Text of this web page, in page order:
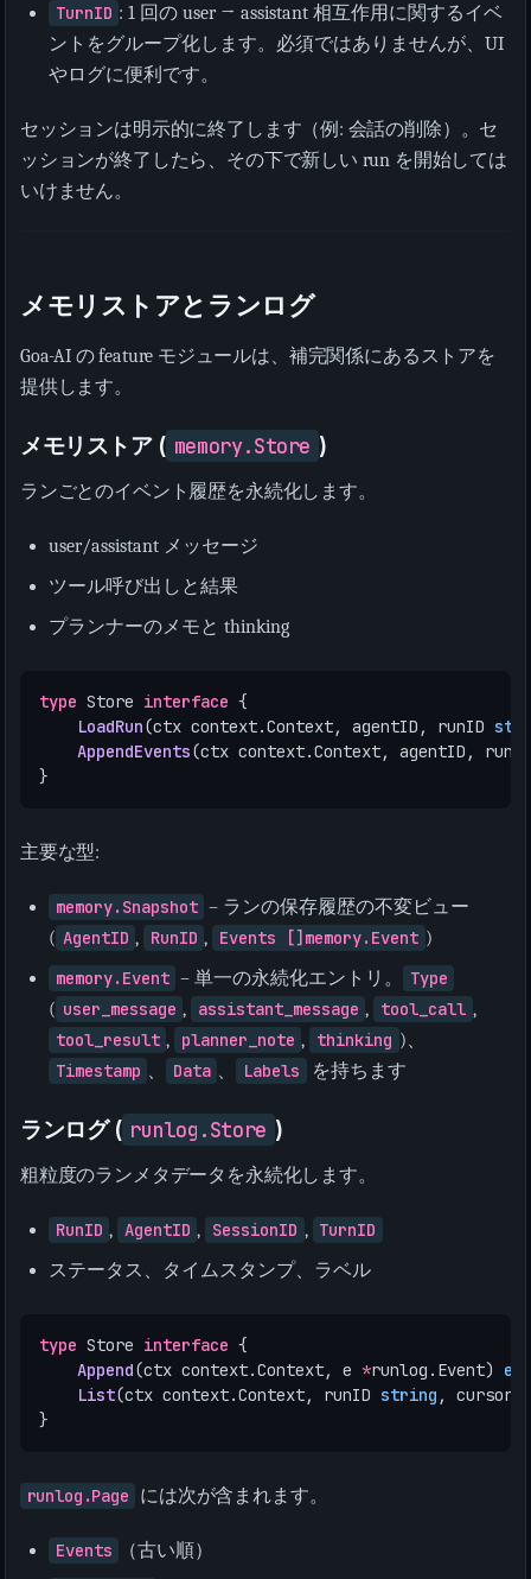
TurnID : 1 回の user → assistant 相互作用に関するイベ
ントをグループ化します。必須ではありませんが、UI
やログに便利です。
セッションは明示的に終了します（例: 会話の削除）。セ
ッションが終了したら、その下で新しい run を開始しては
いけません。
メモリストアとランログ
Goa-AI の feature モジュールは、補完関係にあるストアを
提供します。
メモリストア ( memory.Store )
ランごとのイベント履歴を永続化します。
user/assistant メッセージ
ツール呼び出しと結果
プランナーのメモと thinking
type Store interface {
LoadRun(ctx context.Context, agentID , runID
AppendEvents(ctx context.Context, agentID ,
runID
}
主要な型:
memory.Snapshot – ランの保存履歴の不変ビュー
( AgentID , RunID , Events []memory.Event )
memory.Event – 単一の永続化エントリ。
Type
( user_message , assistant_message , tool_call ,
tool_result , planner_note , thinking )、
Timestamp 、 Data 、 Labels を持ちます
ランログ ( runlog.Store )
粗粒度のランメタデータを永続化します。
RunID , AgentID , SessionID , TurnID
ステータス、タイムスタンプ、ラベル
type Store interface {
Append(ctx context.Context, e *runlog . Event)
List(ctx context.Context, runID string , cursor
}
runlog.Page には次が含まれます。
Events （古い順）